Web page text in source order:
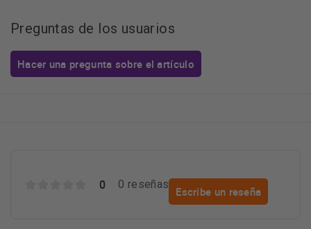
Preguntas de los usuarios
Hacer una pregunta sobre el artículo
0 0 reseñas
Escribe un reseña